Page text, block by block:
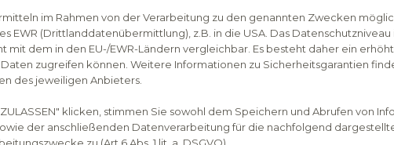
Die Frühlingszeit ist für viele Menschen eine
Längere Tage, wärmeres Wetter und mehr
ist, ist für viele andere ein Fluch: Allergiker.
steigt auch die Pollenkonzentration in der
wie häufigem Niesen, juckenden Augen und
Fällen sind Antihistaminika oft die erste Wahl
im Rahmen von der Verarbeitung zu den genannten Zwecken
EWR (Drittlanddatenübermittlung), z.B. in die USA. Das Datenschutzniveau
mit dem in den EU-/EWR-Ländern vergleichbar. Es besteht daher ein
zugreifen können. Weitere Informationen zu Sicherheitsgarantien
des jeweiligen Anbieters.
ZULASSEN" klicken, stimmen Sie sowohl dem Speichern und Abrufen von
sowie der anschließenden Datenverarbeitung für die nachfolgend